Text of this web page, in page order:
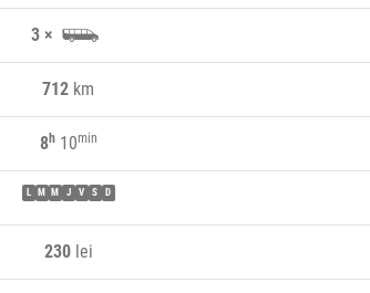
3 ×
712 km
8h10min
M M J V S D
230lei